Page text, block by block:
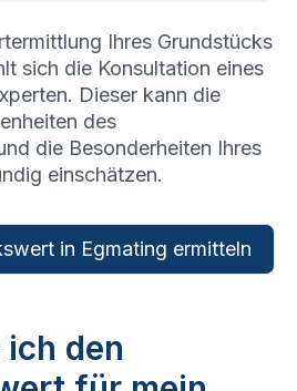
Ihres Grundstücks
sich die Konsultation eines
Dieser kann die
des
die Besonderheiten Ihres
einschätzen.
in Egmating ermitteln
den